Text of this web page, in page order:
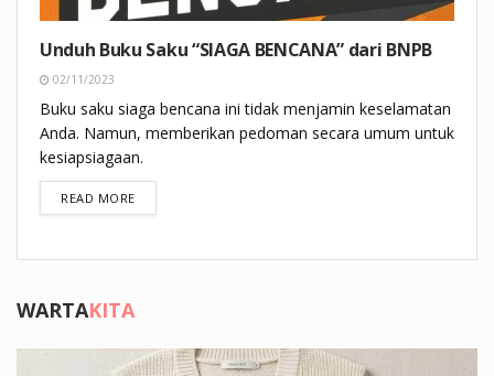
Unduh Buku Saku “SIAGA BENCANA” dari BNPB
02/11/2023
Buku saku siaga bencana ini tidak menjamin keselamatan
Anda. Namun, memberikan pedoman secara umum untuk
kesiapsiagaan.
READ MOREDETAILS
WARTAKITA